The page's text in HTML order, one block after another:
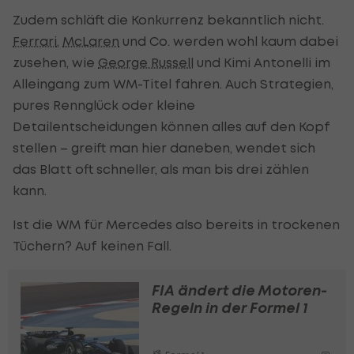
Zudem schläft die Konkurrenz bekanntlich nicht.
Ferrari, McLaren und Co. werden wohl kaum dabei
zusehen, wie George Russell und Kimi Antonelli im
Alleingang zum WM-Titel fahren. Auch Strategien,
pures Rennglück oder kleine
Detailentscheidungen können alles auf den Kopf
stellen – greift man hier daneben, wendet sich
das Blatt oft schneller, als man bis drei zählen
kann.
Ist die WM für Mercedes also bereits in trockenen
Tüchern? Auf keinen Fall.
FIA ändert die Motoren-
Regeln in der Formel 1